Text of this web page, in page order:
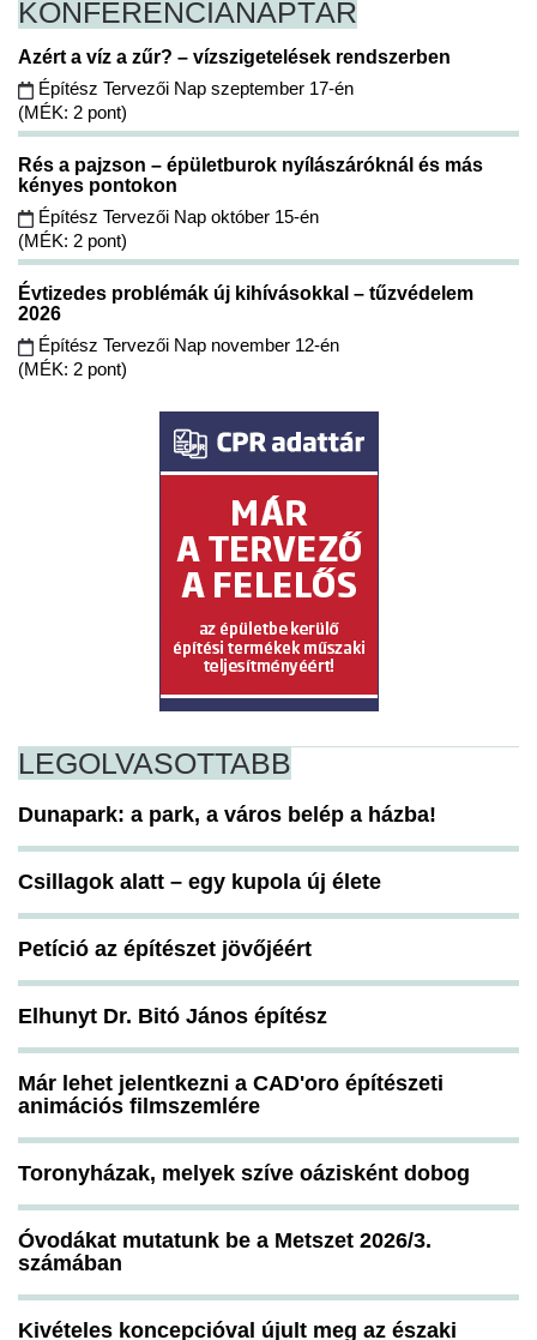
KONFERENCIANAPTÁR
Azért a víz a zűr? – vízszigetelések rendszerben
Építész Tervezői Nap szeptember 17-én
(MÉK: 2 pont)
Rés a pajzson – épületburok nyílászáróknál és más
kényes pontokon
Építész Tervezői Nap október 15-én
(MÉK: 2 pont)
Évtizedes problémák új kihívásokkal – tűzvédelem
2026
Építész Tervezői Nap november 12-én
(MÉK: 2 pont)
LEGOLVASOTTABB
Dunapark: a park, a város belép a házba!
Csillagok alatt – egy kupola új élete
Petíció az építészet jövőjéért
Elhunyt Dr. Bitó János építész
Már lehet jelentkezni a CAD'oro építészeti
animációs filmszemlére
Toronyházak, melyek szíve oázisként dobog
Óvodákat mutatunk be a Metszet 2026/3.
számában
Kivételes koncepcióval újult meg az északi